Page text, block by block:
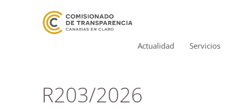
Actualidad Servicios
R203/2026